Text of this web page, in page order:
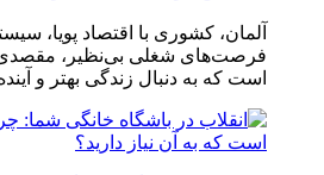
آلمان، کشوری با اقتصاد پویا،
فرصت‌های شغلی بی‌نظیر، مقصدی
است که به دنبال زندگی بهتر و